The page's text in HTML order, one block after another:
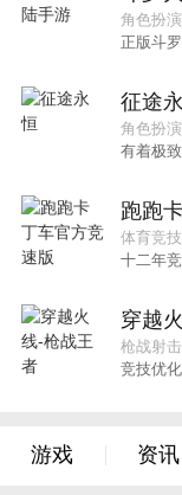
角色扮演
正版斗
征途
角色扮演
有着极
跑跑
体育竞技
十二年
穿越
枪战射击
竞技优
游戏 资讯